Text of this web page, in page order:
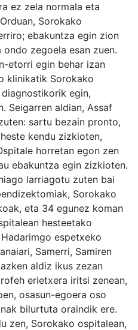
ez zela normala eta
Sorokako
ebakuntza egin zion
zegoela esan zuen.
etorri egin behar izan
klinikatik Sorokako
egin,
Seigarren aldian, Assaf
sartu bezain pronto,
kendu zizkioten,
horretan egon zen
ebakuntza egin zizkioten.
larriagotu zuten bai
Sorokako
eta 34 egunez koman
hesteetako
espetxeko
Samerri, Samiren
aldiz ikus zezan
erietxera iritsi zenean,
osasun-egoera oso
bilurtuta oraindik ere.
zen, Sorokako ospitalean,